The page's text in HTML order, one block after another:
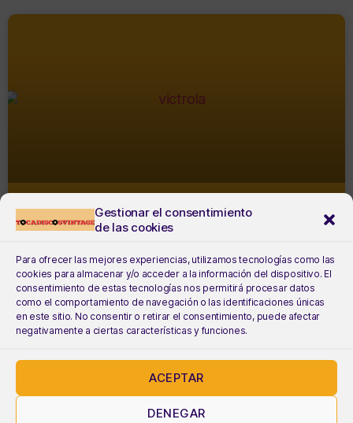
Gestionar el consentimiento
de las cookies
Para ofrecer las mejores experiencias, utilizamos tecnologías como las
cookies para almacenar y/o acceder a la información del dispositivo. El
consentimiento de estas tecnologías nos permitirá procesar datos
como el comportamiento de navegación o las identificaciones únicas
en este sitio. No consentir o retirar el consentimiento, puede afectar
negativamente a ciertas características y funciones.
ACEPTAR
DENEGAR
VICTROLA